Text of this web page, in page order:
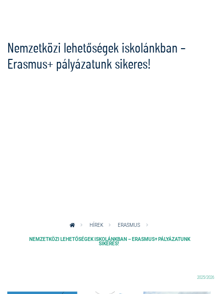
Nemzetközi lehetőségek iskolánkban –
Erasmus+ pályázatunk sikeres!
HÍREK ERASMUS
NEMZETKÖZI LEHETŐSÉGEK ISKOLÁNKBAN – ERASMUS+ PÁLYÁZATUNK
SIKERES!
2025/2026